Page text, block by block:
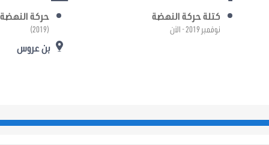
كتلة حركة النهضة
نوفمبر 2019 - الآن
حركة النهضة
(2019)
بن عروس